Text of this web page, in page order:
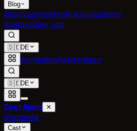
Blog
BlogNachrichtenAnkündigungen
KontaktÜber uns
🇩🇪DE
AnmeldenRegistrieren
🇩🇪DE
Cast Ajans ✕
Startseite
Cast